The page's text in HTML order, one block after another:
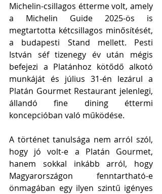
Michelin-csillagos étterme volt, amely
a Michelin Guide 2025-ös is
megtartotta kétcsillagos minősítését,
a budapesti Stand mellett. Pesti
István séf tizenegy év után mégis
befejezi a Platánhoz kötődő alkotó
munkáját és július 31-én lezárul a
Platán Gourmet Restaurant jelenlegi,
állandó fine dining éttermi
koncepcióban való működése.
A történet tanulsága nem arról szól,
hogy jó volt-e a Platán Gourmet,
hanem sokkal inkább arról, hogy
Magyarországon fenntartható-e
önmagában egy ilyen szintű igényes